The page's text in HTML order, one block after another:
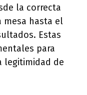
la correcta
mesa hasta el
Estas
para
legitimidad de